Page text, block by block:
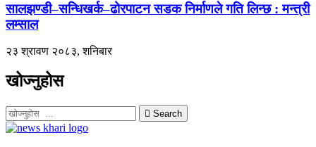
सालझण्डी–सन्धिखर्क–ढोरपाटन सडक निर्माणले गति लिन्छ : मन्त्री
लम्साल
२३ श्रावण २०८३, शनिबार
खोज्नुहोस
Search